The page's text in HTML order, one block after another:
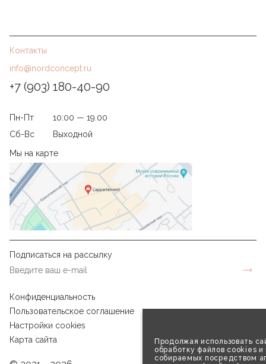
Продолжая использовать
обработку файлов cookies и
собираемых посредством
Контакты
info@nordconcept.ru
+7 (903) 180-40-90
Пн-Пт
10:00 — 19.00
Сб-Вс
Выходной
Мы на карте
Подписаться на рассылку
Конфиденциальность
Пользовательское соглашение
Настройки cookies
Карта сайта